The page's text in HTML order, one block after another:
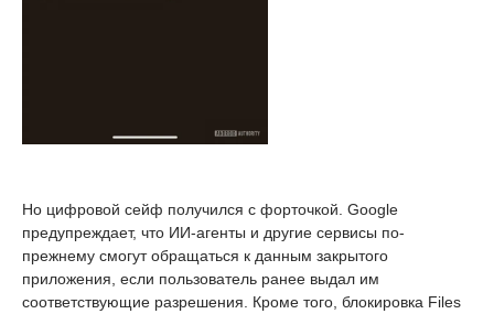
Но цифровой сейф получился с форточкой. Google
предупреждает, что ИИ-агенты и другие сервисы по-
прежнему смогут обращаться к данным закрытого
приложения, если пользователь ранее выдал им
соответствующие разрешения. Кроме того, блокировка Files